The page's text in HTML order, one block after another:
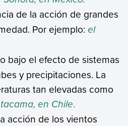
de la acción de grandes
Por ejemplo:el
bajo el efecto de sistemas
y precipitaciones. La
tan elevadas como
en Chile.
acción de los vientos